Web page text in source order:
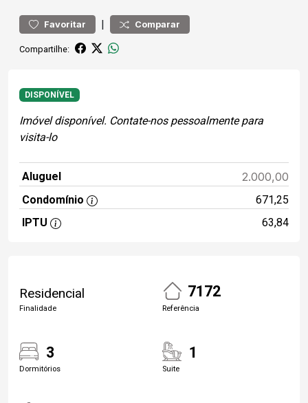
Favoritar | Comparar
Compartilhe:
DISPONÍVEL
Imóvel disponível. Contate-nos pessoalmente para
visita-lo
Aluguel 2.000,00
Condomínio
671,25
IPTU
63,84
Residencial
Finalidade
7172
Referência
3
Dormitórios
1
Suite